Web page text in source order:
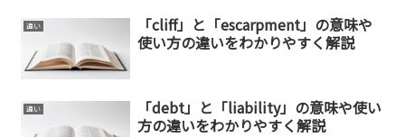
違い
「cliff」と「escarpment」の意味や
使い方の違いをわかりやすく解説
違い
「debt」と「liability」の意味や使い
方の違いをわかりやすく解説